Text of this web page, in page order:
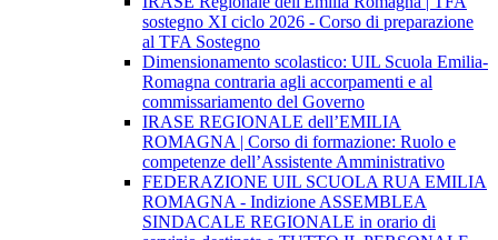
sostegno XI ciclo 2026 - Corso di preparazione
al TFA Sostegno
Dimensionamento scolastico: UIL Scuola Emilia-
Romagna contraria agli accorpamenti e al
commissariamento del Governo
IRASE REGIONALE dell’EMILIA
ROMAGNA | Corso di formazione: Ruolo e
competenze dell’Assistente Amministrativo
FEDERAZIONE UIL SCUOLA RUA EMILIA
ROMAGNA - Indizione ASSEMBLEA
SINDACALE REGIONALE in orario di